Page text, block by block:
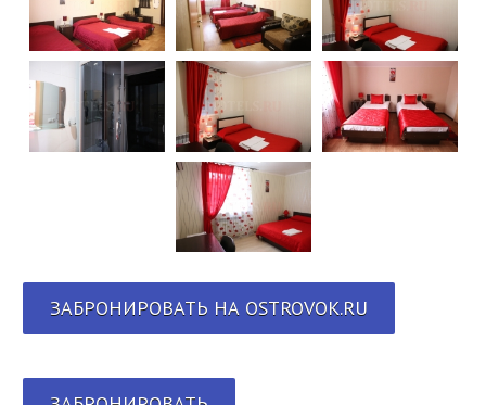
ЗАБРОНИРОВАТЬ НА OSTROVOK.RU